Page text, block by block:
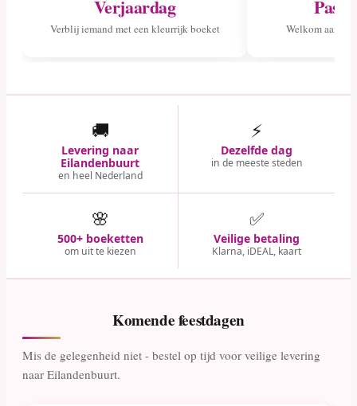
Verjaardag
Verblij iemand met een kleurrijk boeket Welkom aan
🚚
Levering naar
Eilandenbuurt
en heel Nederland
⚡
Dezelfde dag
in de meeste steden
🌸
500+ boeketten
om uit te kiezen
✅
Veilige betaling
Klarna, iDEAL, kaart
Komende feestdagen
Mis de gelegenheid niet - bestel op tijd voor veilige levering
naar Eilandenbuurt.